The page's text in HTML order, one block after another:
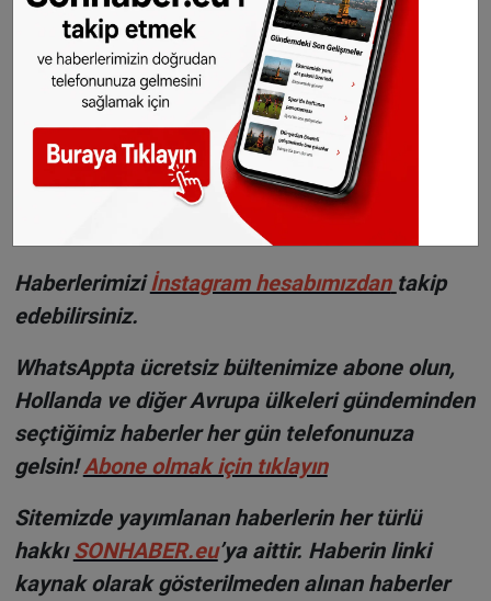
kaybedenlere Allah’tan rahmet, yaralılara acil
şifa, göçük altında kalanlara ise sağ salim
ulaşılmasını diliyorum. Geçmiş olsun
Türkiyem!”, dedi.
Vatandaşların ve medyanın yoğun ilgi
gösterdiği bayrak töreni, dualarla son buldu.
Haberlerimizi İnstagram hesabımızdan takip
edebilirsiniz.
WhatsAppta ücretsiz bültenimize abone olun,
Hollanda ve diğer Avrupa ülkeleri gündeminden
seçtiğimiz haberler her gün telefonunuza
gelsin! Abone olmak için tıklayın
Sitemizde yayımlanan haberlerin her türlü
hakkı SONHABER.eu’ya aittir. Haberin linki
kaynak olarak gösterilmeden alınan haberler